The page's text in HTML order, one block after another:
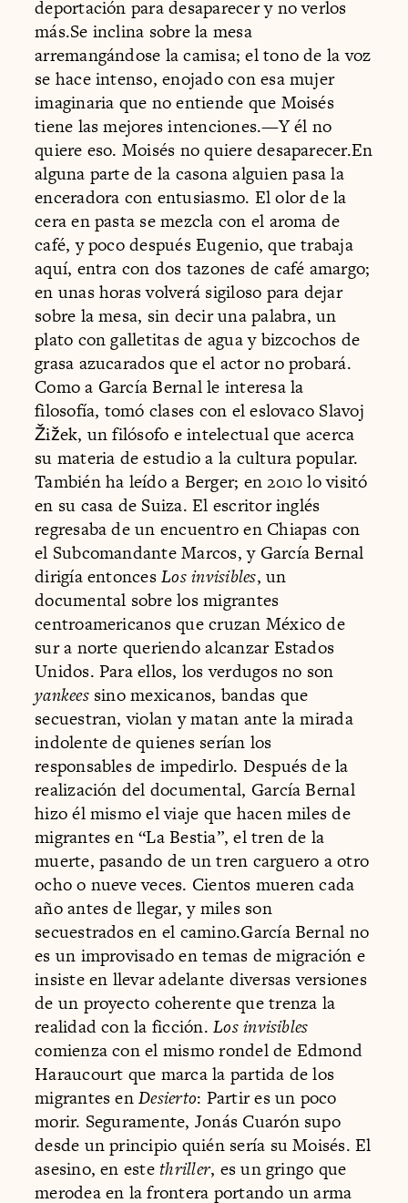
deportación para desaparecer y no verlos
más.Se inclina sobre la mesa
arremangándose la camisa; el tono de la voz
se hace intenso, enojado con esa mujer
imaginaria que no entiende que Moisés
tiene las mejores intenciones.—Y él no
quiere eso. Moisés no quiere desaparecer.En
alguna parte de la casona alguien pasa la
enceradora con entusiasmo. El olor de la
cera en pasta se mezcla con el aroma de
café, y poco después Eugenio, que trabaja
aquí, entra con dos tazones de café amargo;
en unas horas volverá sigiloso para dejar
sobre la mesa, sin decir una palabra, un
plato con galletitas de agua y bizcochos de
grasa azucarados que el actor no probará.
Como a García Bernal le interesa la
filosofía, tomó clases con el eslovaco Slavoj
Žižek, un filósofo e intelectual que acerca
su materia de estudio a la cultura popular.
También ha leído a Berger; en 2010 lo visitó
en su casa de Suiza. El escritor inglés
regresaba de un encuentro en Chiapas con
el Subcomandante Marcos, y García Bernal
dirigía entoncesLos invisibles, un
documental sobre los migrantes
centroamericanos que cruzan México de
sur a norte queriendo alcanzar Estados
Unidos. Para ellos, los verdugos no son
yankeessino mexicanos, bandas que
secuestran, violan y matan ante la mirada
indolente de quienes serían los
responsables de impedirlo. Después de la
realización del documental, García Bernal
hizo él mismo el viaje que hacen miles de
migrantes en “La Bestia”, el tren de la
muerte, pasando de un tren carguero a otro
ocho o nueve veces. Cientos mueren cada
año antes de llegar, y miles son
secuestrados en el camino.García Bernal no
es un improvisado en temas de migración e
insiste en llevar adelante diversas versiones
de un proyecto coherente que trenza la
realidad con la ficción.Los invisibles
comienza con el mismo rondel de Edmond
Haraucourt que marca la partida de los
migrantes enDesierto: Partir es un poco
morir. Seguramente, Jonás Cuarón supo
desde un principio quién sería su Moisés. El
asesino, en estethriller, es un gringo que
merodea en la frontera portando un arma